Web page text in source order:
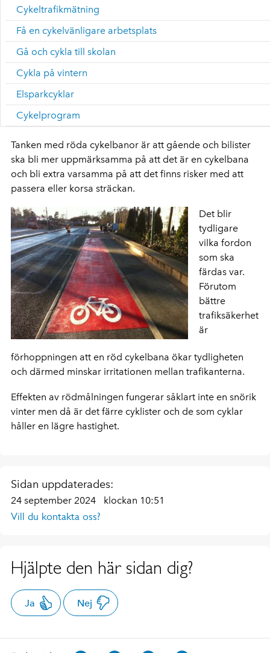
Cykeltrafikmätning
Få en cykelvänligare arbetsplats
Gå och cykla till skolan
Cykla på vintern
Elsparkcyklar
Cykelprogram
Tanken med röda cykelbanor är att gående och bilister
ska bli mer uppmärksamma på att det är en cykelbana
och bli extra varsamma på att det finns risker med att
passera eller korsa sträckan.
Det blir
tydligare
vilka fordon
som ska
färdas var.
Förutom
bättre
trafiksäkerhet
är
förhoppningen att en röd cykelbana ökar tydligheten
och därmed minskar irritationen mellan trafikanterna.
Effekten av rödmålningen fungerar såklart inte en snörik
vinter men då är det färre cyklister och de som cyklar
håller en lägre hastighet.
Sidan uppdaterades:
24 september 2024 klockan 10:51
Vill du kontakta oss?
Hjälpte den här sidan dig?
Ja Nej